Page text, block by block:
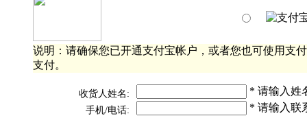
说明：请确保您已开通支付宝帐户，或者您也可使用支
支付。
收货人姓名: * 请输入姓
手机/电话: * 请输入联